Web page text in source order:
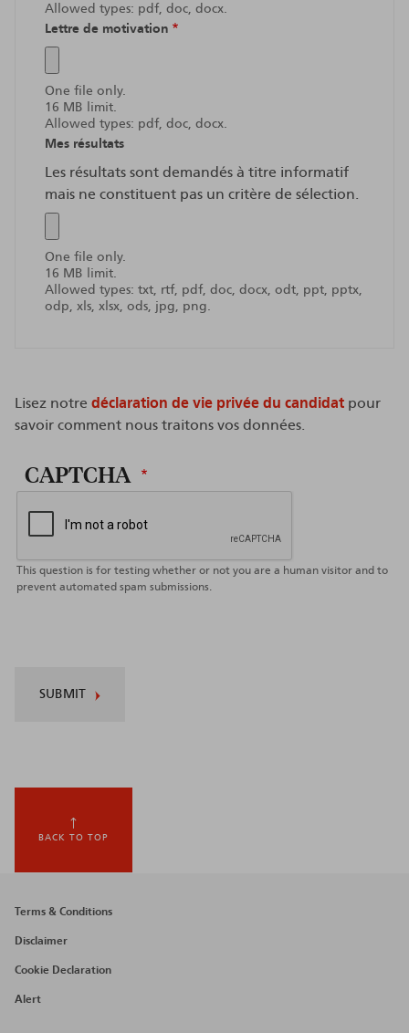
Allowed types: pdf, doc, docx.
Lettre de motivation
One file only.
16 MB limit.
Allowed types: pdf, doc, docx.
Mes résultats
Les résultats sont demandés à titre informatif
mais ne constituent pas un critère de sélection.
One file only.
16 MB limit.
Allowed types: txt, rtf, pdf, doc, docx, odt, ppt, pptx,
odp, xls, xlsx, ods, jpg, png.
Lisez notre déclaration de vie privée du candidat pour
savoir comment nous traitons vos données.
CAPTCHA
This question is for testing whether or not you are a human visitor and to
prevent automated spam submissions.
SUBMIT
BACK TO TOP
Footer
menu
Terms & Conditions
Disclaimer
Cookie Declaration
Alert